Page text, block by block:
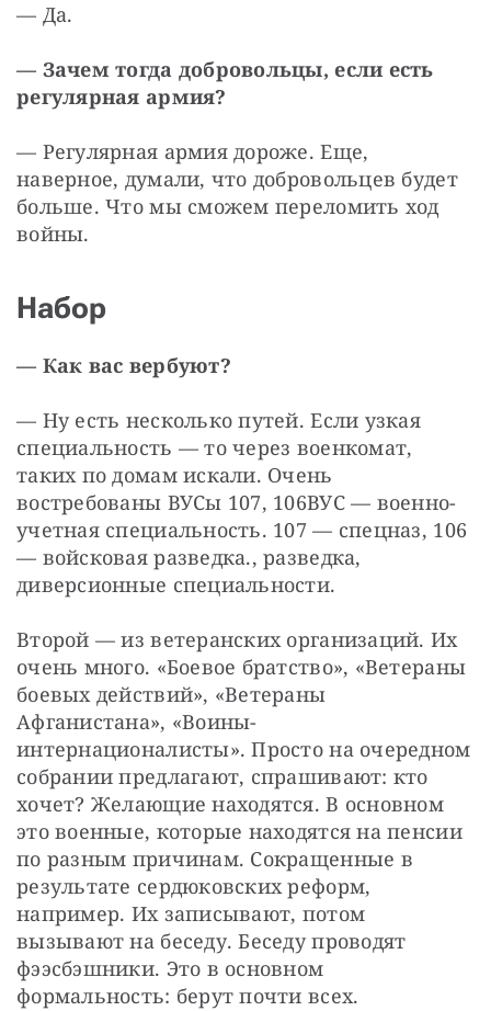
— Да.
— Зачем тогда добровольцы, если есть
регулярная армия?
— Регулярная армия дороже. Еще,
наверное, думали, что добровольцев будет
больше. Что мы сможем переломить ход
войны.
Набор
— Как вас вербуют?
— Ну есть несколько путей. Если узкая
специальность — то через военкомат,
таких по домам искали. Очень
востребованы ВУСы 107, 106ВУС — военно-
учетная специальность. 107 — спецназ, 106
— войсковая разведка., разведка,
диверсионные специальности.
Второй — из ветеранских организаций. Их
очень много. «Боевое братство», «Ветераны
боевых действий», «Ветераны
Афганистана», «Воины-
интернационалисты». Просто на очередном
собрании предлагают, спрашивают: кто
хочет? Желающие находятся. В основном
это военные, которые находятся на пенсии
по разным причинам. Сокращенные в
результате сердюковских реформ,
например. Их записывают, потом
вызывают на беседу. Беседу проводят
фээсбэшники. Это в основном
формальность: берут почти всех.